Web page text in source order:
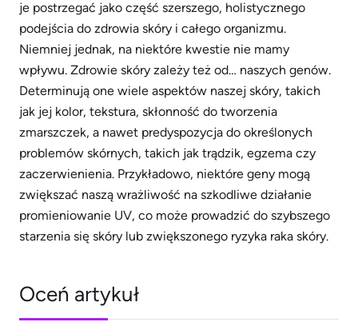
je postrzegać jako część szerszego, holistycznego
podejścia do zdrowia skóry i całego organizmu.
Niemniej jednak, na niektóre kwestie nie mamy
wpływu. Zdrowie skóry zależy też od… naszych genów.
Determinują one wiele aspektów naszej skóry, takich
jak jej kolor, tekstura, skłonność do tworzenia
zmarszczek, a nawet predyspozycja do określonych
problemów skórnych, takich jak trądzik, egzema czy
zaczerwienienia. Przykładowo, niektóre geny mogą
zwiększać naszą wrażliwość na szkodliwe działanie
promieniowanie UV, co może prowadzić do szybszego
starzenia się skóry lub zwiększonego ryzyka raka skóry.
Oceń artykuł